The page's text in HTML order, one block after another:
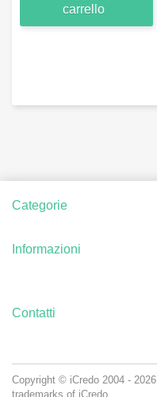
carrello
Categorie
Informazioni
Contatti
Copyright © iCredo 2004 - 2026
trademarks of iCredo